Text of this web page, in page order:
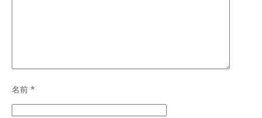
名前 *